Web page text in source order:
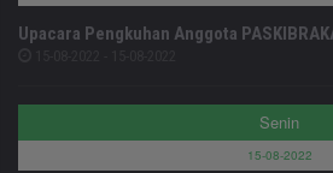
Upacara Pengkuhan Anggota
Senin
15-08-2022